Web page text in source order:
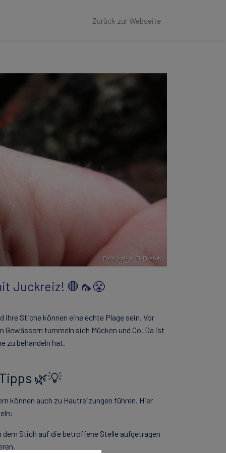
Zurück zur Webseite
Foto: katka451, Pixabay
Juckreiz! 🛑🦟😤
ihre Stiche können eine echte Plage sein. Vor
Gewässern tummeln sich Mücken und Co. Da ist
zu behandeln hat.
🌿💡
können auch zu Hautreizungen führen. Hier
Stich auf die betroffene Stelle aufgetragen